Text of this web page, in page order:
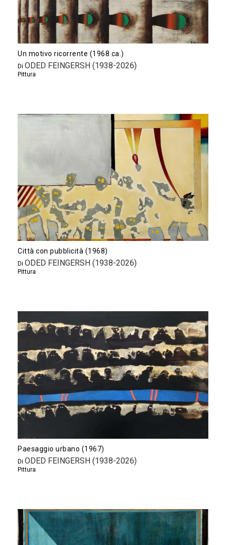
Un motivo ricorrente (1968 ca.)
Di ODED FEINGERSH (1938-2026)
Pittura
Città con pubblicità (1968)
Di ODED FEINGERSH (1938-2026)
Pittura
Paesaggio urbano (1967)
Di ODED FEINGERSH (1938-2026)
Pittura